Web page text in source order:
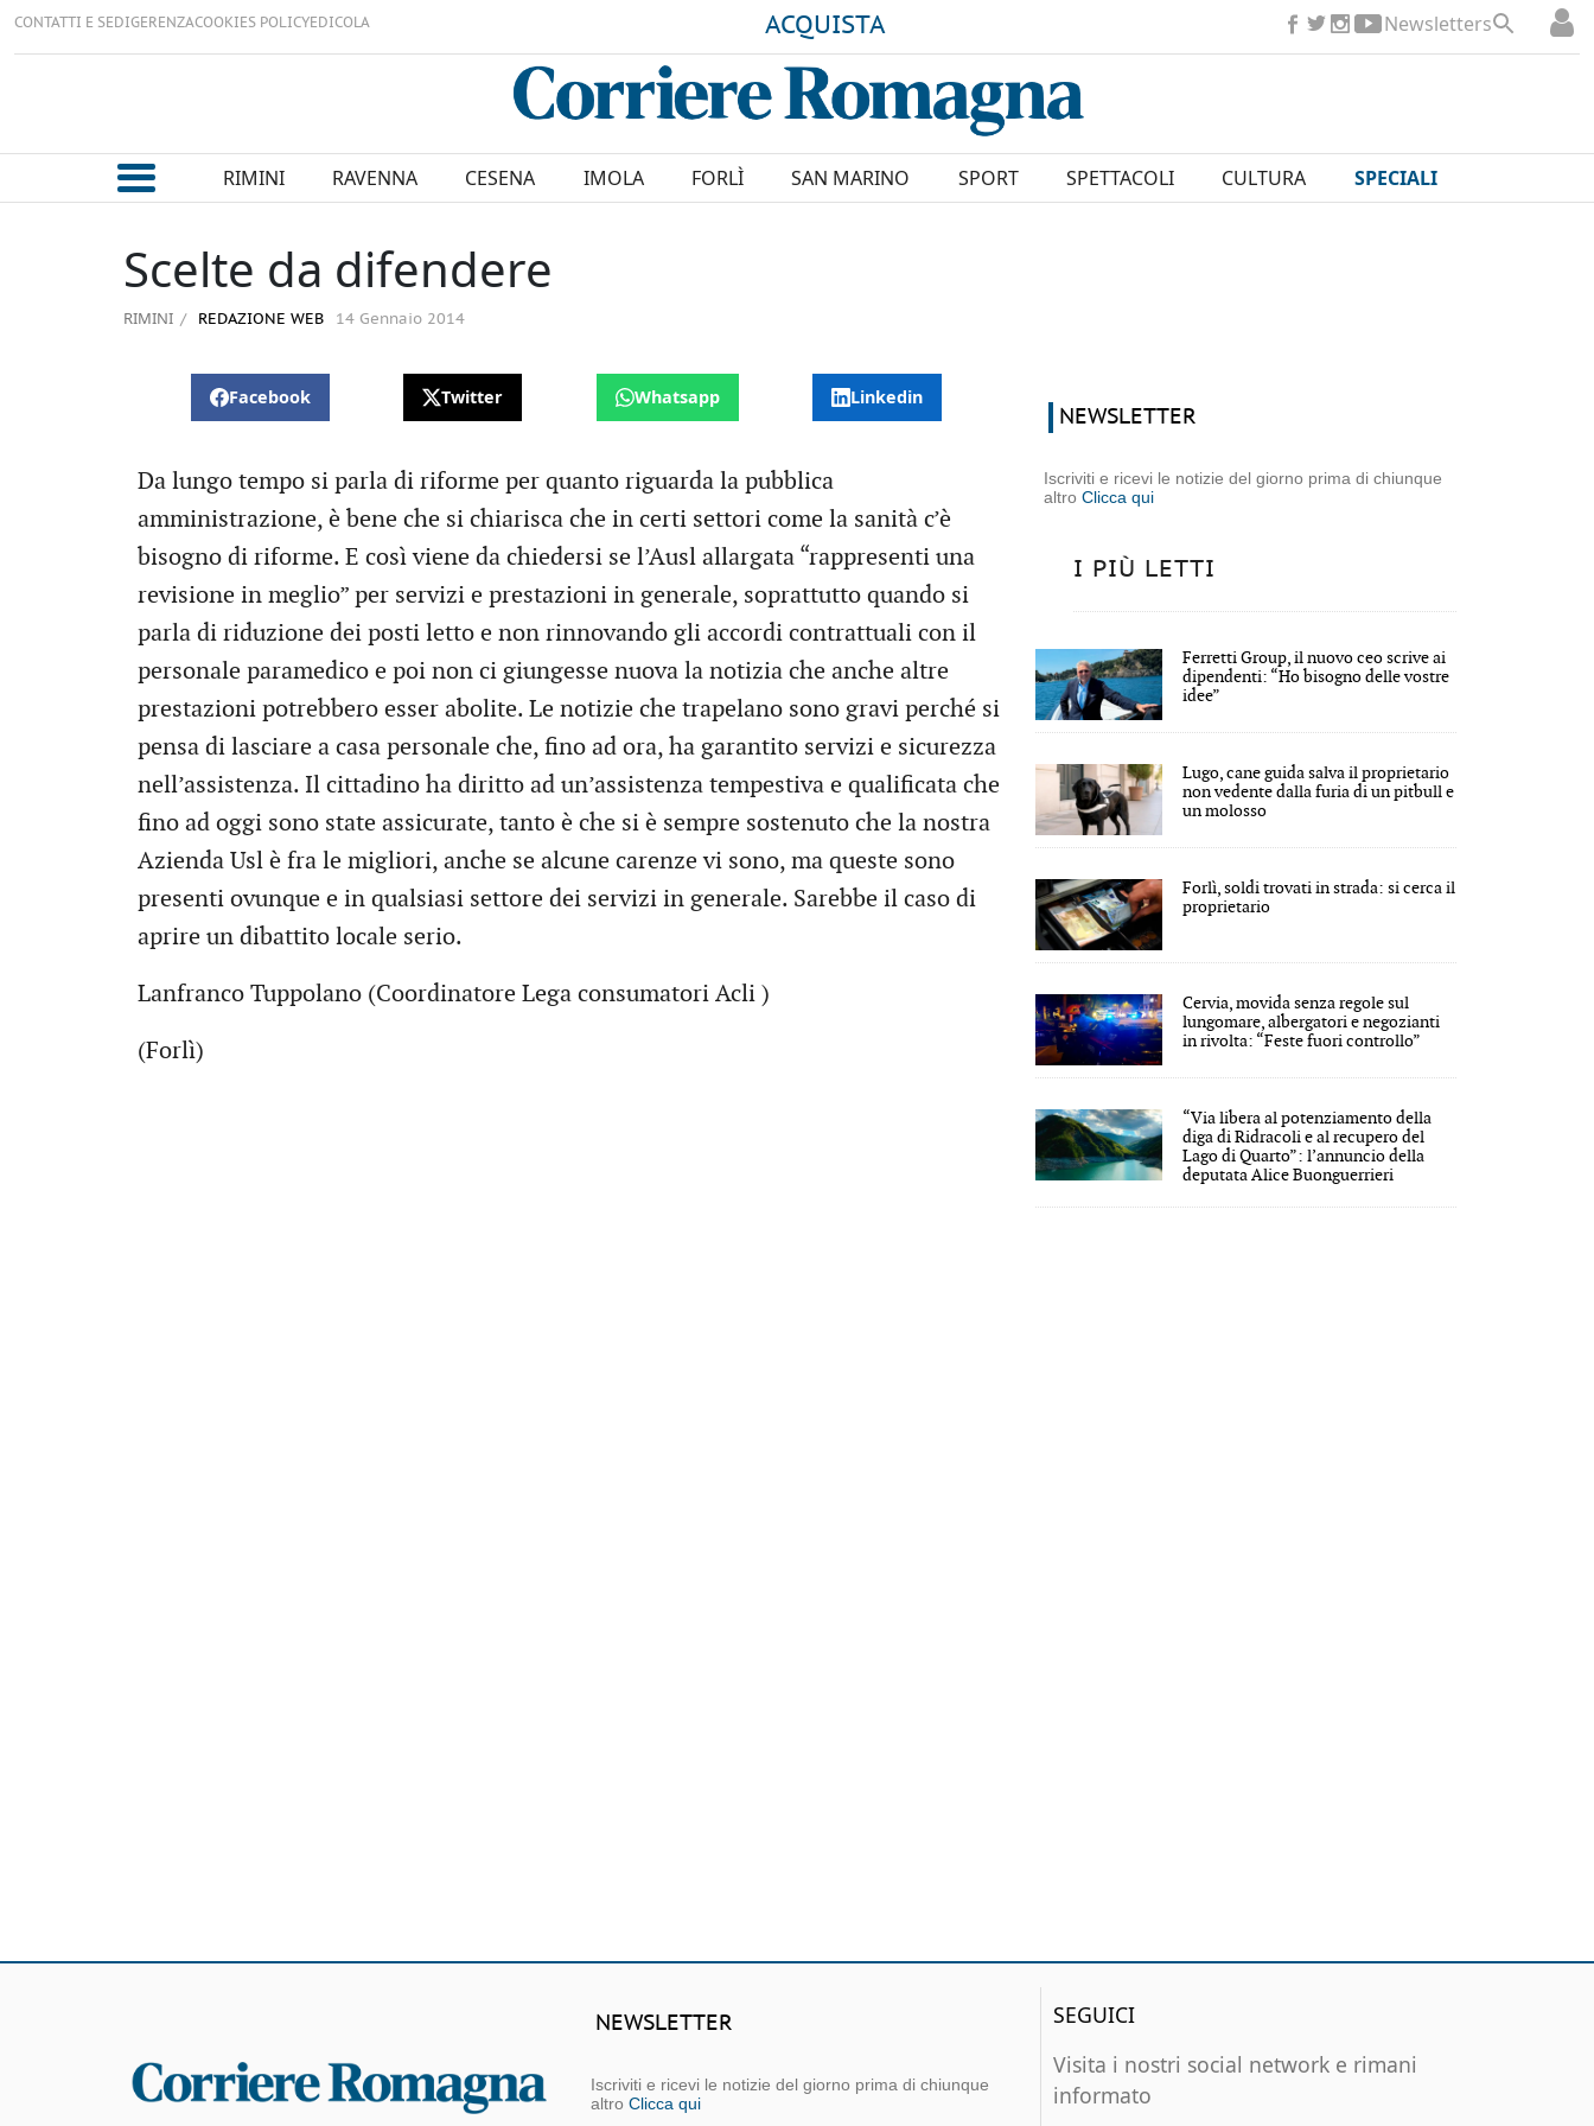
CONTATTI E SEDIGERENZACOOKIES POLICYEDICOLA ACQUISTA Newsletters
RIMINI RAVENNA CESENA IMOLA FORLÌ SAN MARINO SPORT SPETTACOLI CULTURA SPECIALI
Scelte da difendere
RIMINI REDAZIONE WEB 14 Gennaio 2014
Facebook Twitter Whatsapp Linkedin
Da lungo tempo si parla di riforme per quanto riguarda la pubblica
amministrazione, è bene che si chiarisca che in certi settori come la sanità c’è
bisogno di riforme. E così viene da chiedersi se l’Ausl allargata “rappresenti una
revisione in meglio” per servizi e prestazioni in generale, soprattutto quando si
parla di riduzione dei posti letto e non rinnovando gli accordi contrattuali con il
personale paramedico e poi non ci giungesse nuova la notizia che anche altre
prestazioni potrebbero esser abolite. Le notizie che trapelano sono gravi perché si
pensa di lasciare a casa personale che, fino ad ora, ha garantito servizi e sicurezza
nell’assistenza. Il cittadino ha diritto ad un’assistenza tempestiva e qualificata che
fino ad oggi sono state assicurate, tanto è che si è sempre sostenuto che la nostra
Azienda Usl è fra le migliori, anche se alcune carenze vi sono, ma queste sono
presenti ovunque e in qualsiasi settore dei servizi in generale. Sarebbe il caso di
aprire un dibattito locale serio.
Lanfranco Tuppolano (Coordinatore Lega consumatori Acli )
(Forlì)
NEWSLETTER
Iscriviti e ricevi le notizie del giorno prima di chiunque
altroClicca qui
I PIÙ LETTI
Ferretti Group, il nuovo ceo scrive ai
dipendenti: “Ho bisogno delle vostre
idee”
Lugo, cane guida salva il proprietario
non vedente dalla furia di un pitbull e
un molosso
Forlì, soldi trovati in strada: si cerca il
proprietario
Cervia, movida senza regole sul
lungomare, albergatori e negozianti
in rivolta: “Feste fuori controllo”
“Via libera al potenziamento della
diga di Ridracoli e al recupero del
Lago di Quarto”: l’annuncio della
deputata Alice Buonguerrieri
NEWSLETTER
Iscriviti e ricevi le notizie del giorno prima di chiunque
altro Clicca qui
SEGUICI
Visita i nostri social network e rimani
informato